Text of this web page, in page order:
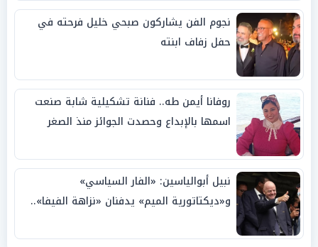
نجوم الفن يشاركون صبحي خليل فرحته في
حفل زفاف ابنته
روفانا أيمن طه.. فنانة تشكيلية شابة صنعت
اسمها بالإبداع وحصدت الجوائز منذ الصغر
نبيل أبوالياسين: «الفار السياسي»
و«ديكتاتورية الميم» يدفنان «نزاهة الفيفا»..